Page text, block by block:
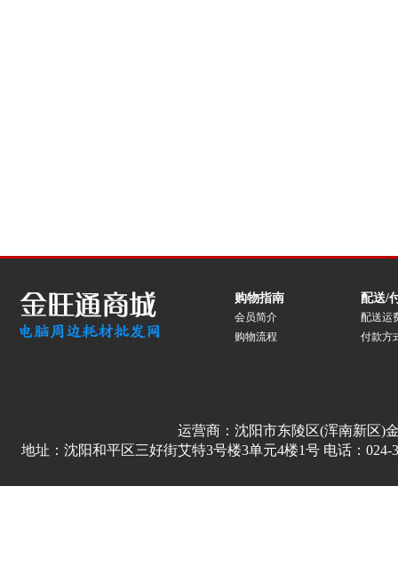
购物指南
会员简介
购物流程
配送/
配送运
付款方
运营商：沈阳市东陵区(浑南新区)
地址：沈阳和平区三好街艾特3号楼3单元4楼1号 电话：024-